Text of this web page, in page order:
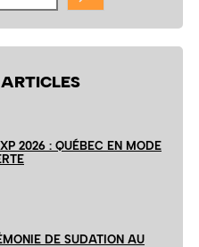
2026 : QUÉBEC EN MODE
DE SUDATION AU